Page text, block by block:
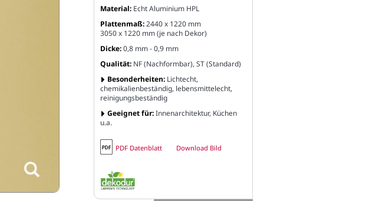
Material: Echt Aluminium HPL
Plattenmaß:2440 x 1220 mm
3050 x 1220 mm (je nach Dekor)
Dicke:0,8 mm - 0,9 mm
Qualität: NF (Nachformbar), ST (Standard)
Besonderheiten: Lichtecht,
chemikalienbeständig, lebensmittelecht,
reinigungsbeständig
Geeignet für:Innenarchitektur, Küchen
u.a.
PDF Datenblatt Download Bild